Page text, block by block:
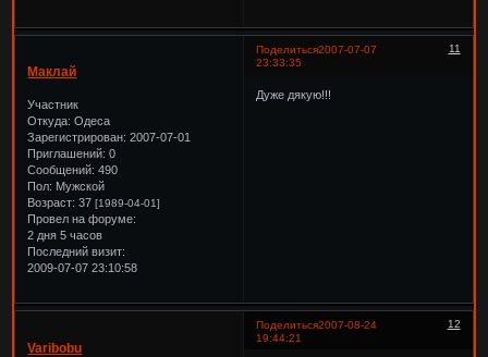
Поделиться 11
2007-07-07
23:33:35
Маклай
Участник
Откуда: Одеса
Зарегистрирован: 2007-07-01
Приглашений: 0
Сообщений: 490
Пол: Мужской
Возраст: 37[1989-04-01]
Провел на форуме:
2 дня 5 часов
Последний визит:
2009-07-07 23:10:58
Дуже дякую!!!
Поделиться 12
2007-08-24
19:44:21
Varibobu